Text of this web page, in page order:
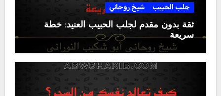
جلب الحبيب شيخ روحاني
ثقة بدون مقدم لجلب الحبيب العنيد: خطة
سريعة